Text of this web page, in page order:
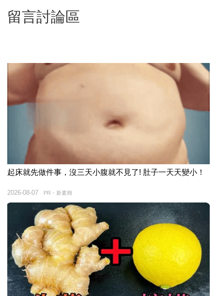
留言討論區
起床就先做件事，沒三天小腹就不見了! 肚子一天天變小！
PR・新素簡
2026-08-07